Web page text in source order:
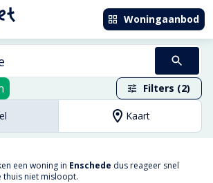
Woningaanbod
Filters (2)
Kaart
een woning in Enschede dus reageer snel
thuis niet misloopt.